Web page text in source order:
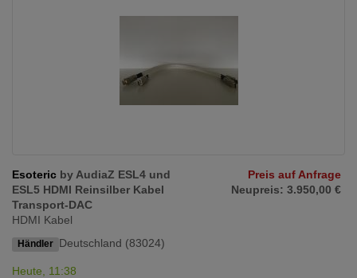
Esoteric by AudiaZ ESL4 und
ESL5 HDMI Reinsilber Kabel
Transport-DAC
HDMI Kabel
Händler Deutschland (83024)
Preis auf Anfrage
Neupreis: 3.950,00 €
Heute, 11:38